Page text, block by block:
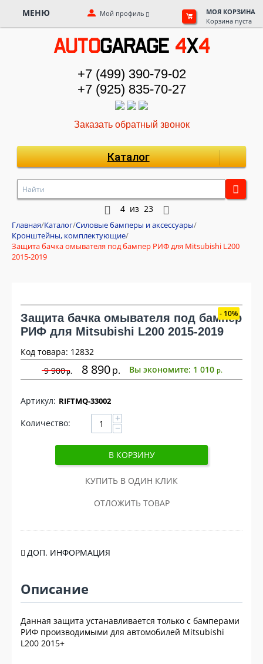
МЕНЮ Мой профиль
МОЯ КОРЗИНА
Корзина пуста
+7 (499) 390-79-02
+7 (925) 835-70-27
Заказать обратный звонок
Каталог
Главная/Каталог/Силовые бамперы и аксессуары/
Кронштейны, комплектующие/
Защита бачка омывателя под бампер РИФ для Mitsubishi L200
2015-2019
4 из 23
10%
Защита бачка омывателя под бампер
РИФ для Mitsubishi L200 2015-2019
Код товара: 12832
9 900р 8 890р Вы экономите: 1 010 р
RIFTMQ-33002
Количество: +
−
В КОРЗИНУ
КУПИТЬ В ОДИН КЛИК
ОТЛОЖИТЬ ТОВАР
ДОП. ИНФОРМАЦИЯ
Описание
Данная защита устанавливается только с бамперами
РИФ производимыми для автомобилей Mitsubishi
L200 2015+